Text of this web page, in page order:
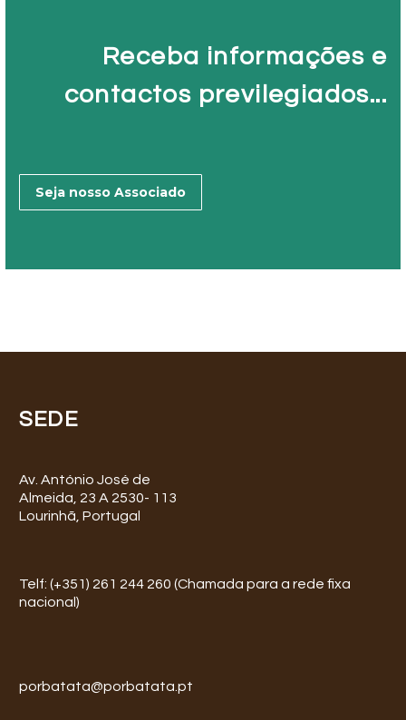
Receba informações e
contactos previlegiados...
Seja nosso Associado
SEDE
Av. António José de
Almeida, 23 A 2530- 113
Lourinhã, Portugal
Telf: (+351) 261 244 260 (Chamada para a rede fixa
nacional)
porbatata@porbatata.pt